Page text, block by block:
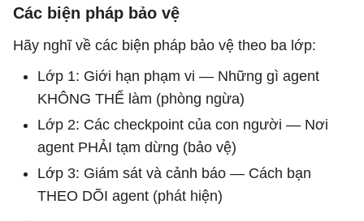
Các biện pháp bảo vệ
Hãy nghĩ về các biện pháp bảo vệ theo ba lớp:
Lớp 1: Giới hạn phạm vi — Những gì agent
KHÔNG THỂ làm (phòng ngừa)
Lớp 2: Các checkpoint của con người — Nơi
agent PHẢI tạm dừng (bảo vệ)
Lớp 3: Giám sát và cảnh báo — Cách bạn
THEO DÕI agent (phát hiện)